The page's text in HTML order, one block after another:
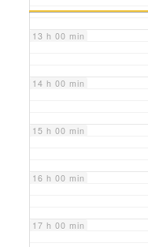
13 h 00 min
14 h 00 min
15 h 00 min
16 h 00 min
17 h 00 min